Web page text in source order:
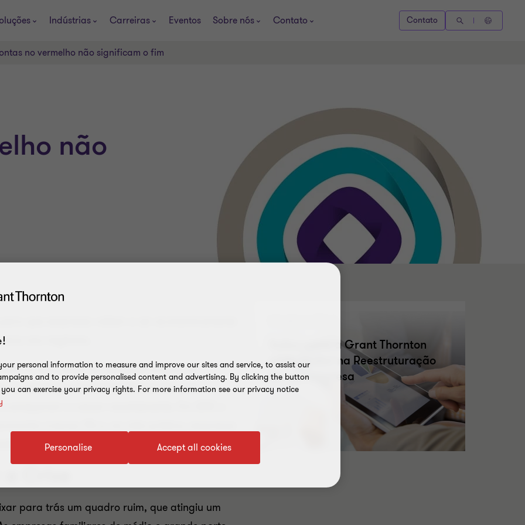
Indústrias Carreiras Eventos Sobre nós Contato Contato
no vermelho não significam o fim
não
que empresas voltem a ser economicamente
aos negócios.
ou por causa do desgaste erosivo de
O fato é que as consequências da crise
a cessar recentemente. Em 2017, o
cresceu 1% e, na vida prática, empresas
e voltar a crescer.
Crise
para trás um quadro ruim, que atingiu um
Saiba como a Grant Thornton
pode ajudar na Reestruturação
da sua empresa
personal information to measure and improve our sites and service, to assist our
and to provide personalised content and advertising. By clicking the button
can exercise your privacy rights. For more information see our privacy notice
Accept all cookies
Personalise